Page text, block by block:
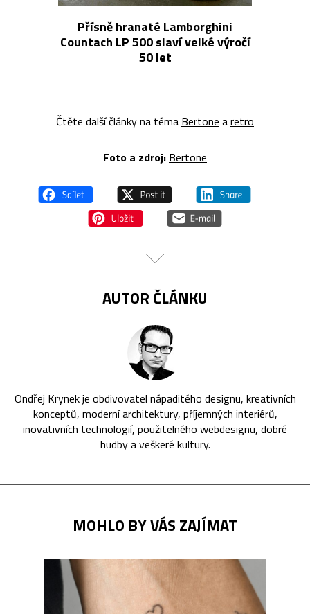
Přísně hranaté Lamborghini
Countach LP 500 slaví velké výročí
50 let
Čtěte další články na téma Bertone aretro
Foto a zdroj: Bertone
AUTOR ČLÁNKU
Ondřej Krynek je obdivovatel nápaditého designu, kreativních
konceptů, moderní architektury, příjemných interiérů,
inovativních technologií, použitelného webdesignu, dobré
hudby a veškeré kultury.
MOHLO BY VÁS ZAJÍMAT